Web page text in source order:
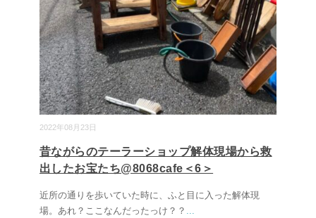
2022年08月23日
昔ながらのテーラーショップ解体現場から救
出したお宝たち@8068cafe＜6＞
近所の通りを歩いていた時に、ふと目に入った解体現
場。あれ？ここなんだったっけ？？